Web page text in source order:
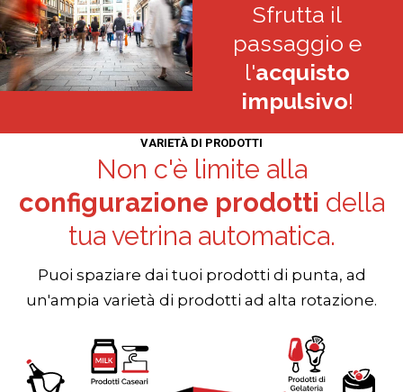
Sfrutta il
passaggio e
l'acquisto
impulsivo!
VARIETÀ DI PRODOTTI
Non c'è limite alla
configurazione prodotti della
tua vetrina automatica.
Puoi spaziare dai tuoi prodotti di punta, ad
un'ampia varietà di prodotti ad alta rotazione.